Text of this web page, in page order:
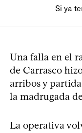
Si ya
Una falla en el
de Carrasco
arribos y
la madrugada
La operativa